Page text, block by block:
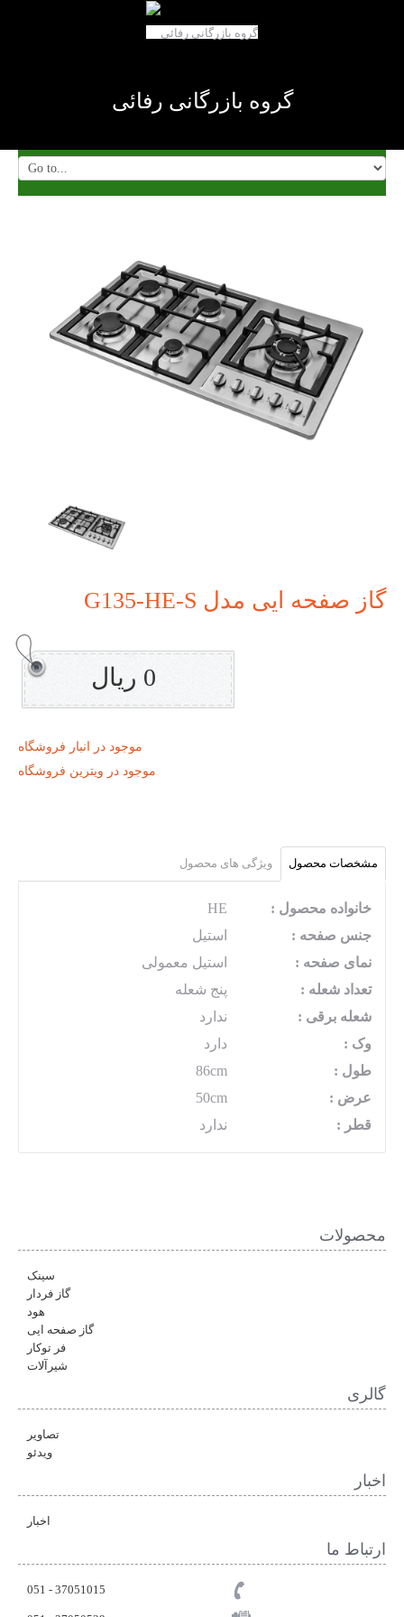
گروه بازرگانی رفائی
گاز صفحه ایی مدل G135-HE-S
0 ریال
موجود در انبار فروشگاه
موجود در ویترین فروشگاه
مشخصات محصول ویژگی های محصول
خانواده محصول :
HE
جنس صفحه :
استیل
نمای صفحه :
استیل معمولی
تعداد شعله :
پنج شعله
شعله برقی :
ندارد
وک :
دارد
طول :
86cm
عرض :
50cm
قطر :
ندارد
محصولات
سینک
گاز فردار
هود
گاز صفحه ایی
فر توکار
شیرآلات
گالری
تصاویر
ویدئو
اخبار
اخبار
ارتباط ما
37051015 - 051